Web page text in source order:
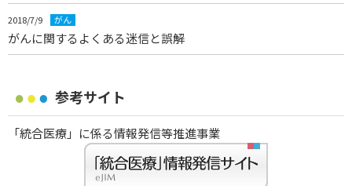
2018/7/9 がん
がんに関するよくある迷信と誤解
参考サイト
「統合医療」に係る情報発信等推進事業